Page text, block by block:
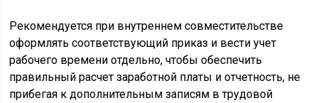
Рекомендуется при внутреннем совместительстве
оформлять соответствующий приказ и вести учет
рабочего времени отдельно, чтобы обеспечить
правильный расчет заработной платы и отчетность, не
прибегая к дополнительным записям в трудовой